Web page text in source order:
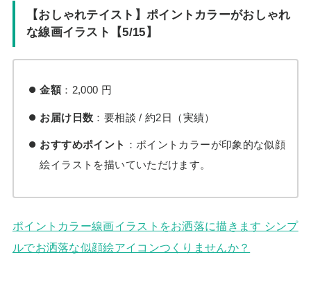
【おしゃれテイスト】ポイントカラーがおしゃれ
な線画イラスト【5/15】
金額：2,000 円
お届け日数 ：要相談 / 約2日（実績）
おすすめポイント ：ポイントカラーが印象的な似顔
絵イラストを描いていただけます。
ポイントカラー線画イラストをお洒落に描きます シンプ
ルでお洒落な似顔絵アイコンつくりませんか？